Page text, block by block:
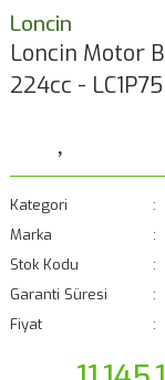
Loncin
Loncin Motor
224cc -
Kategori
Marka
Stok Kodu
Garanti Süresi
Fiyat